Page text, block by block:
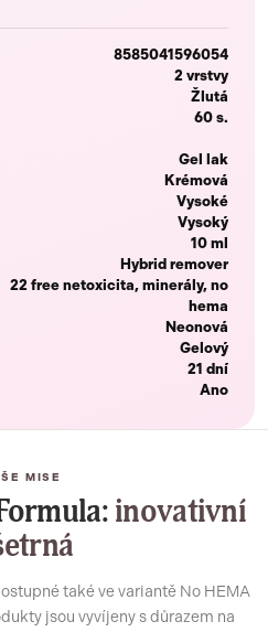
8585041596054
2 vrstvy
Žlutá
60 s.
Gel lak
Krémová
Vysoké
Vysoký
10 ml
Hybrid remover
22 free netoxicita, minerály, no
hema
Neonová
Gelový
21 dní
Ano
MISE
inovativní
také ve variantě No HEMA
jsou vyvíjeny s důrazem na